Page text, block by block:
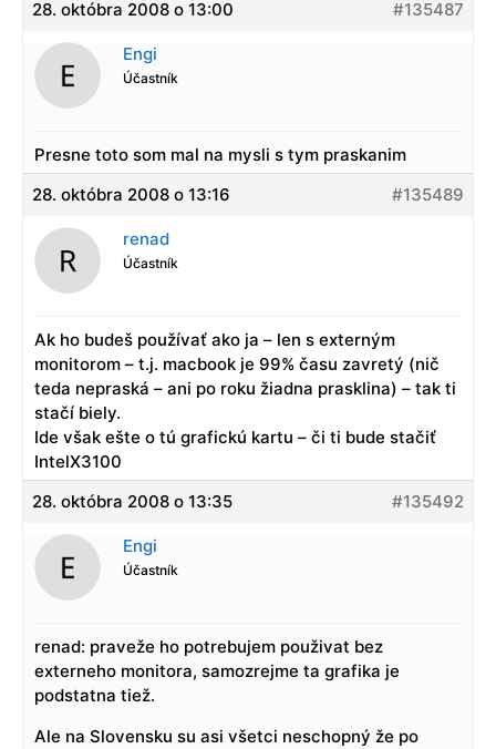
28. októbra 2008 o 13:00
#135487
Engi
Účastník
Presne toto som mal na mysli s tym praskanim
28. októbra 2008 o 13:16
#135489
renad
Účastník
Ak ho budeš používať ako ja – len s externým
monitorom – t.j. macbook je 99% času zavretý (nič
teda nepraská – ani po roku žiadna prasklina) – tak ti
stačí biely.
Ide však ešte o tú grafickú kartu – či ti bude stačiť
IntelX3100
28. októbra 2008 o 13:35
#135492
Engi
Účastník
renad: praveže ho potrebujem použivat bez
externeho monitora, samozrejme ta grafika je
podstatna tiež.
Ale na Slovensku su asi všetci neschopný že po